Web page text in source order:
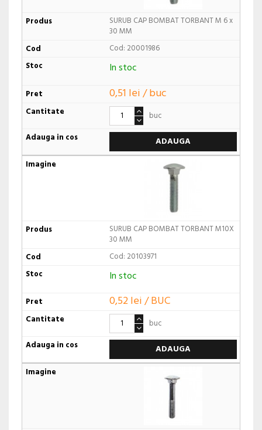
SURUB CAP BOMBAT TORBANT M 6 x
30 MM
Cod: 20001986
In stoc
0,51 lei / buc
buc
ADAUGA
SURUB CAP BOMBAT TORBANT M10X
30 MM
Cod: 20103971
In stoc
0,52 lei / BUC
buc
ADAUGA